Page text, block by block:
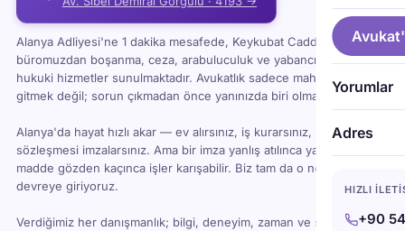
Yorumlar
Adres
HIZLI
+90
yoluyla Türk vatandaşlığı edinme kanunu denir.
Alanya Adliyesi'ne 1 dakika mesafede, Keykubat Caddesi'ndeki
büromuzdan boşanma, ceza, arabuluculuk ve yabancı uyruklu
hukuki hizmetler sunulmaktadır. Avukatlık sadece mahkemeye
gitmek değil; sorun çıkmadan önce yanınızda biri olması demektir.
Alanya'da hayat hızlı akar — ev alırsınız, iş kurarsınız, kira
sözleşmesi imzalarsınız. Ama bir imza yanlış atılınca ya da bir
madde gözden kaçınca işler karışabilir. Biz tam da o noktada
devreye giriyoruz.
Verdiğimiz her danışmanlık; bilgi, deneyim, zaman ve sorumluluk